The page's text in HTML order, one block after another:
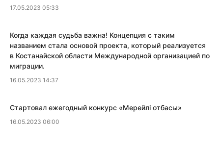
17.05.2023 05:33
Когда каждая судьба важна! Концепция с таким
названием стала основой проекта, который реализуется
в Костанайской области Международной организацией по
миграции.
16.05.2023 14:37
​Стартовал ежегодный конкурс «Мерейлi отбасы»
16.05.2023 06:00